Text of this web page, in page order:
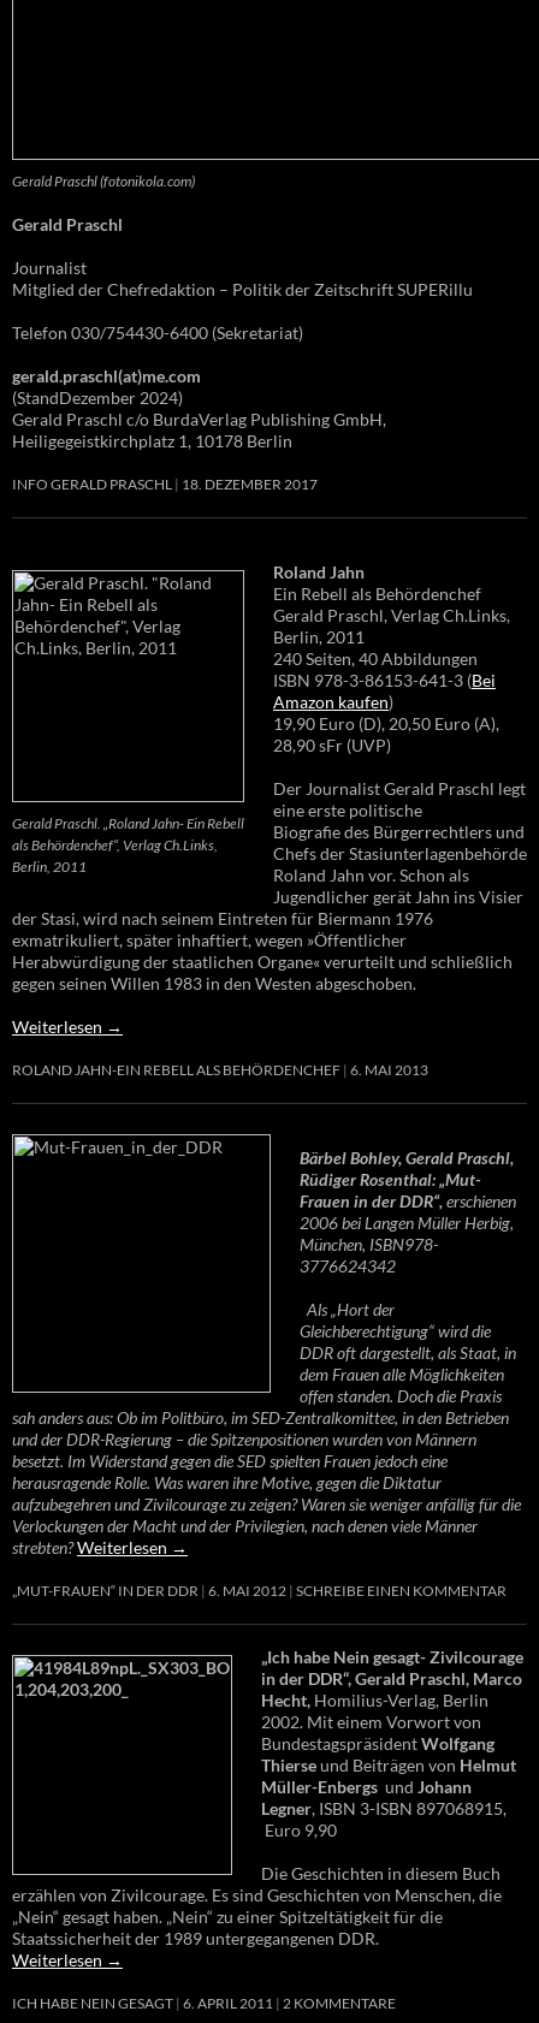
Gerald Praschl (fotonikola.com)
Gerald Praschl
Journalist
Mitglied der Chefredaktion – Politik der Zeitschrift SUPERillu
Telefon 030/754430-6400 (Sekretariat)
gerald.praschl(at)me.com
(StandDezember 2024)
Gerald Praschl c/o BurdaVerlag Publishing GmbH,
Heiligegeistkirchplatz 1, 10178 Berlin
INFO GERALD PRASCHL 18. DEZEMBER 2017
Gerald Praschl. „Roland Jahn- Ein Rebell
als Behördenchef“, Verlag Ch.Links,
Berlin, 2011
Roland Jahn
Ein Rebell als Behördenchef
Gerald Praschl, Verlag Ch.Links,
Berlin, 2011
240 Seiten, 40 Abbildungen
ISBN 978-3-86153-641-3 (Bei
Amazon kaufen)
19,90 Euro (D), 20,50 Euro (A),
28,90 sFr (UVP)
Der Journalist Gerald Praschl legt
eine erste politische
Biografie des Bürgerrechtlers und
Chefs der Stasiunterlagenbehörde
Roland Jahn vor. Schon als
Jugendlicher gerät Jahn ins Visier
der Stasi, wird nach seinem Eintreten für Biermann 1976
exmatrikuliert, später inhaftiert, wegen »Öffentlicher
Herabwürdigung der staatlichen Organe« verurteilt und schließlich
gegen seinen Willen 1983 in den Westen abgeschoben.
Weiterlesen →
ROLAND JAHN-EIN REBELL ALS BEHÖRDENCHEF 6. MAI 2013
Bärbel Bohley, Gerald Praschl,
Rüdiger Rosenthal: „Mut-
Frauen in der DDR“,erschienen
2006 bei Langen Müller Herbig,
München, ISBN978-
3776624342
Als „Hort der
Gleichberechtigung“ wird die
DDR oft dargestellt, als Staat, in
dem Frauen alle Möglichkeiten
offen standen. Doch die Praxis
sah anders aus: Ob im Politbüro, im SED-Zentralkomittee, in den Betrieben
und der DDR-Regierung – die Spitzenpositionen wurden von Männern
besetzt. Im Widerstand gegen die SED spielten Frauen jedoch eine
herausragende Rolle. Was waren ihre Motive, gegen die Diktatur
aufzubegehren und Zivilcourage zu zeigen? Waren sie weniger anfällig für die
Verlockungen der Macht und der Privilegien, nach denen viele Männer
strebten?Weiterlesen →
„MUT-FRAUEN“ IN DER DDR 6. MAI 2012 SCHREIBE EINEN KOMMENTAR
„Ich habe Nein gesagt- Zivilcourage
in der DDR“, Gerald Praschl, Marco
Hecht, Homilius-Verlag, Berlin
2002. Mit einem Vorwort von
BundestagspräsidentWolfgang
Thierseund Beiträgen von Helmut
Müller-Enbergs und Johann
Legner, ISBN 3-ISBN 897068915,
Euro 9,90
Die Geschichten in diesem Buch
erzählen von Zivilcourage. Es sind Geschichten von Menschen, die
„Nein“ gesagt haben. „Nein“ zu einer Spitzeltätigkeit für die
Staatssicherheit der 1989 untergegangenen DDR.
Weiterlesen →
ICH HABE NEIN GESAGT 6. APRIL 2011 2 KOMMENTARE